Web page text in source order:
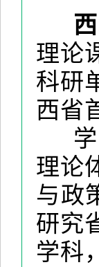
理论
科研
西省
学
理论
与政
研究
学科